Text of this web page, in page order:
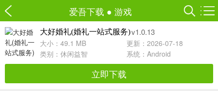
爱吾下载 ● 游戏
大好婚礼(婚礼一站式服务)v1.0.13
大小：49.1 MB
更新：2026-07-18
类别： 休闲益智 系统：Android
立即下载